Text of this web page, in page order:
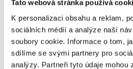
Tato webová stránka používá
K personalizaci obsahu a reklam,
sociálních médií a analýze naší
soubory cookie. Informace o tom,
sdílíme se svými partnery pro
analýzy. Partneři tyto údaje mohou
Multitool Leatherman
Tan